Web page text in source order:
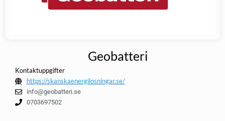
Geobatteri
Kontaktuppgifter
https://skanskaenergilosningar.se/
info@geobatteri.se
0703697502